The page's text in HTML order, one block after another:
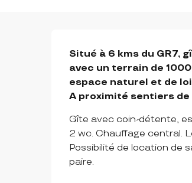
Situé à 6 kms du GR7,
avec un terrain de
espace naturel et de
A proximité sentiers de
Gîte avec coin-détente,
2 wc. Chauffage central.
Possibilité de location de
paire.